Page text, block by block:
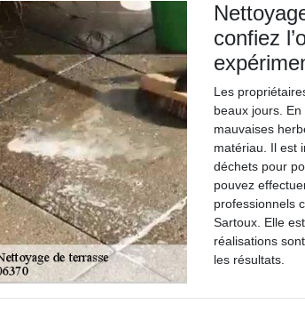
confiez
Les
beaux jours.
mauvaises
matériau. Il est
déchets pour
pouvez
professionnels
Sartoux. Elle
réalisations
les résultats.